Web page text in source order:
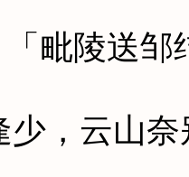
陵送邹
云山奈